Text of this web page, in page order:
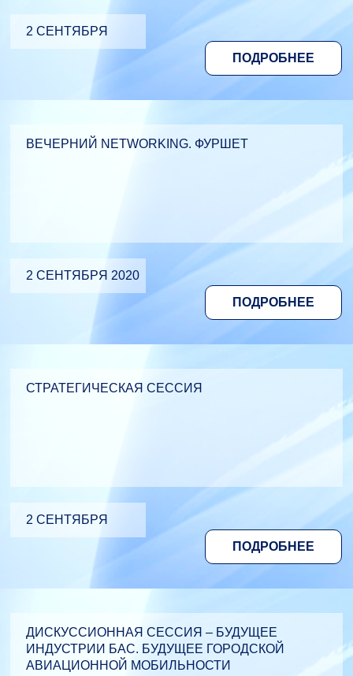
2 СЕНТЯБРЯ
ПОДРОБНЕЕ
ВЕЧЕРНИЙ NETWORKING. ФУРШЕТ
2 СЕНТЯБРЯ 2020
ПОДРОБНЕЕ
СТРАТЕГИЧЕСКАЯ СЕССИЯ
2 СЕНТЯБРЯ
ПОДРОБНЕЕ
ДИСКУССИОННАЯ СЕССИЯ – БУДУЩЕЕ
ИНДУСТРИИ БАС. БУДУЩЕЕ ГОРОДСКОЙ
АВИАЦИОННОЙ МОБИЛЬНОСТИ